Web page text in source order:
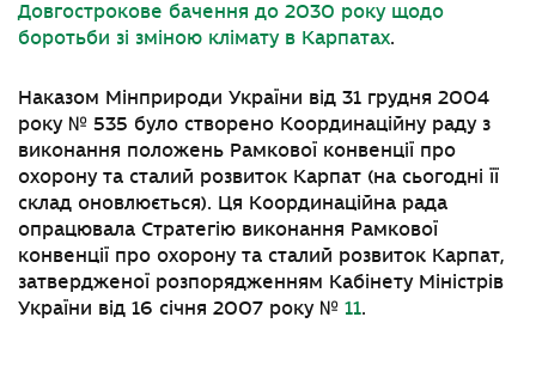
Довгострокове бачення до 2030 року щодо
боротьби зі зміною клімату в Карпатах.
Наказом Мінприроди України від 31 грудня 2004
року № 535 було створено Координаційну раду з
виконання положень Рамкової конвенції про
охорону та сталий розвиток Карпат (на сьогодні її
склад оновлюється). Ця Координаційна рада
опрацювала Стратегію виконання Рамкової
конвенції про охорону та сталий розвиток Карпат,
затвердженої розпорядженням Кабінету Міністрів
України від 16 січня 2007 року № 11.